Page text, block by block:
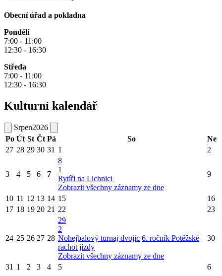
Obecní úřad a pokladna
Pondělí
7:00 - 11:00
12:30 - 16:30
Středa
7:00 - 11:00
12:30 - 16:30
Kulturní kalendář
Srpen2026
Po Út St Čt Pá So
Ne
27 28 29 30 31 1 2
3 4 5 6 7
8
1
Rytíři na Lichnici
Zobrazit všechny záznamy ze dne
9
10 11 12 13 14 15
16
17 18 19 20 21 22 23
24 25 26 27 28
29
2
Nohejbalový turnaj dvojic 6. ročník Potěžské
rachot jízdy
Zobrazit všechny záznamy ze dne
30
31 1 2 3 4 5 6